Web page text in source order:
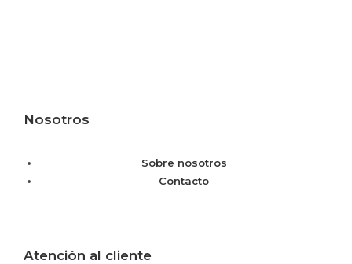
Nosotros
Sobre nosotros
Contacto
Atención al cliente